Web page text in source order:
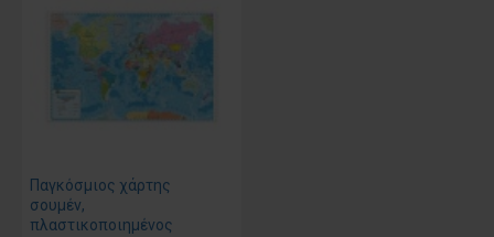
Παγκόσμιος χάρτης
σουμέν,
πλαστικοποιημένος